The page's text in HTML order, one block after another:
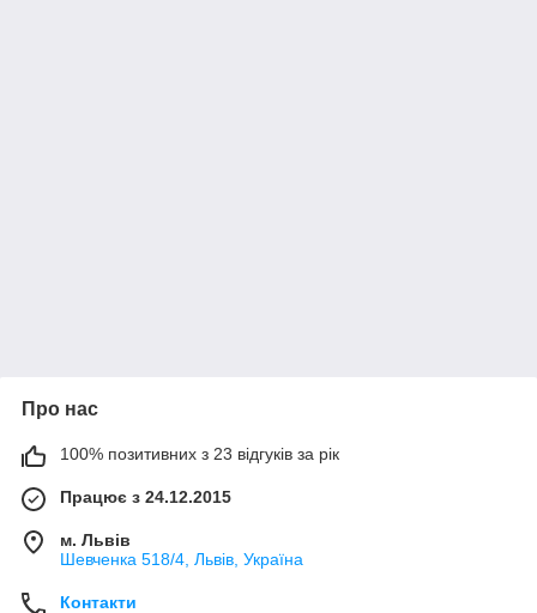
Про нас
100% позитивних з 23 відгуків за рік
Працює з 24.12.2015
м. Львів
Шевченка 518/4, Львів, Україна
Контакти